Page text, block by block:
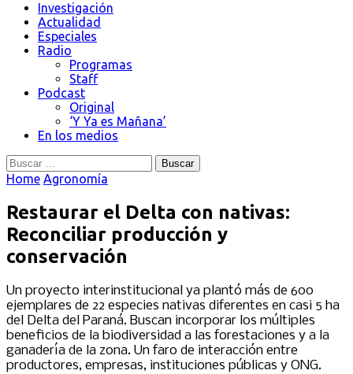
Investigación
Actualidad
Especiales
Radio
Programas
Staff
Podcast
Original
‘Y Ya es Mañana’
En los medios
Buscar:
Home Agronomía
Restaurar el Delta con nativas:
Reconciliar producción y
conservación
Un proyecto interinstitucional ya plantó más de 600
ejemplares de 22 especies nativas diferentes en casi 5 ha
del Delta del Paraná. Buscan incorporar los múltiples
beneficios de la biodiversidad a las forestaciones y a la
ganadería de la zona. Un faro de interacción entre
productores, empresas, instituciones públicas y ONG.